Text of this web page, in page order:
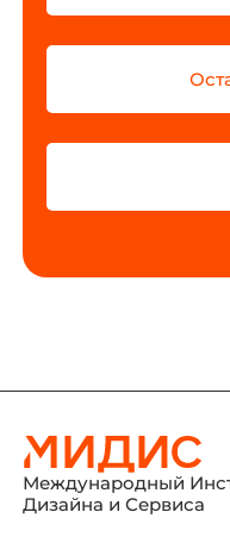
Международный
Дизайна и Сервиса